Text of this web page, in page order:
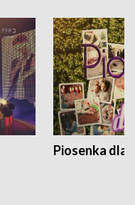
Piosenka dla